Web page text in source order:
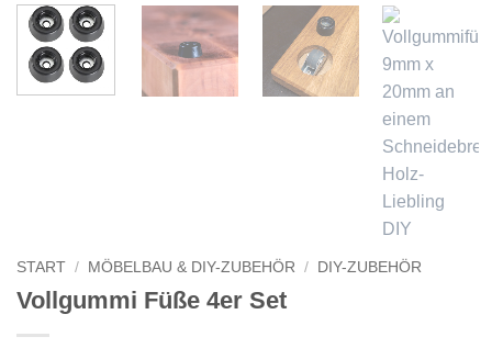
START / MÖBELBAU & DIY-ZUBEHÖR / DIY-ZUBEHÖR
Vollgummi Füße 4er Set